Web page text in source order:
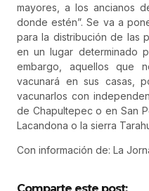
mayores, a los ancianos
donde estén”. Se va a
para la distribución de las
en un lugar determinado
embargo, aquellos que
vacunará en sus casas,
vacunarlos con
de Chapultepec o en San
Lacandona o la sierra
Con información de: La
Comparte este post: